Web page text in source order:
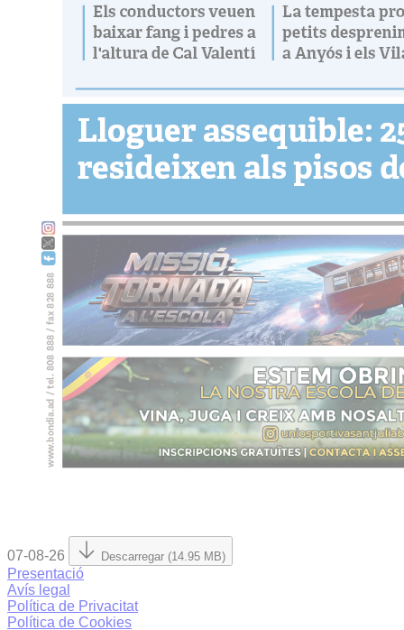
07-08-26 Descarregar (14.95 MB)
Presentació
Avís legal
Política de Privacitat
Política de Cookies